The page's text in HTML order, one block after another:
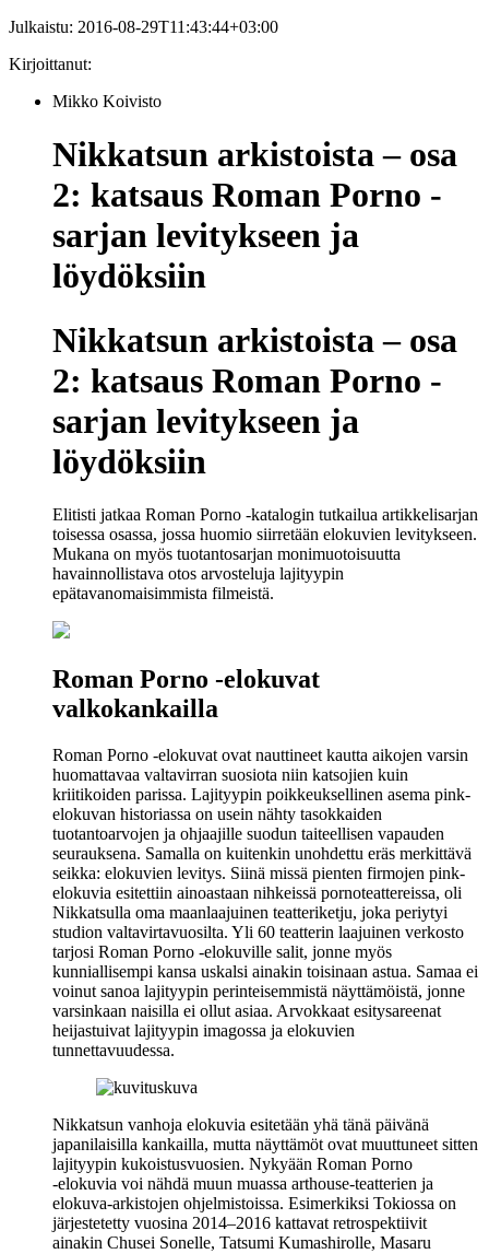
Julkaistu: 2016-08-29T11:43:44+03:00
Kirjoittanut:
Mikko Koivisto
Nikkatsun arkistoista – osa
2: katsaus Roman Porno -
sarjan levitykseen ja
löydöksiin
Nikkatsun arkistoista – osa
2: katsaus Roman Porno -
sarjan levitykseen ja
löydöksiin
Elitisti jatkaa Roman Porno -katalogin tutkailua artikkelisarjan
toisessa osassa, jossa huomio siirretään elokuvien levitykseen.
Mukana on myös tuotantosarjan monimuotoisuutta
havainnollistava otos arvosteluja lajityypin
epätavanomaisimmista filmeistä.
Roman Porno ‑elokuvat
valkokankailla
Roman Porno ‑elokuvat ovat nauttineet kautta aikojen varsin
huomattavaa valtavirran suosiota niin katsojien kuin
kriitikoiden parissa. Lajityypin poikkeuksellinen asema pink-
elokuvan historiassa on usein nähty tasokkaiden
tuotantoarvojen ja ohjaajille suodun taiteellisen vapauden
seurauksena. Samalla on kuitenkin unohdettu eräs merkittävä
seikka: elokuvien levitys. Siinä missä pienten firmojen pink-
elokuvia esitettiin ainoastaan nihkeissä pornoteattereissa, oli
Nikkatsulla oma maanlaajuinen teatteriketju, joka periytyi
studion valtavirtavuosilta. Yli 60 teatterin laajuinen verkosto
tarjosi Roman Porno ‑elokuville salit, jonne myös
kunniallisempi kansa uskalsi ainakin toisinaan astua. Samaa ei
voinut sanoa lajityypin perinteisemmistä näyttämöistä, jonne
varsinkaan naisilla ei ollut asiaa. Arvokkaat esitysareenat
heijastuivat lajityypin imagossa ja elokuvien
tunnettavuudessa.
Nikkatsun vanhoja elokuvia esitetään yhä tänä päivänä
japanilaisilla kankailla, mutta näyttämöt ovat muuttuneet sitten
lajityypin kukoistusvuosien. Nykyään Roman Porno
‑elokuvia voi nähdä muun muassa arthouse-teatterien ja
elokuva-arkistojen ohjelmistoissa. Esimerkiksi Tokiossa on
järjestetetty vuosina 2014–2016 kattavat retrospektiivit
ainakin Chusei Sonelle, Tatsumi Kumashirolle, Masaru